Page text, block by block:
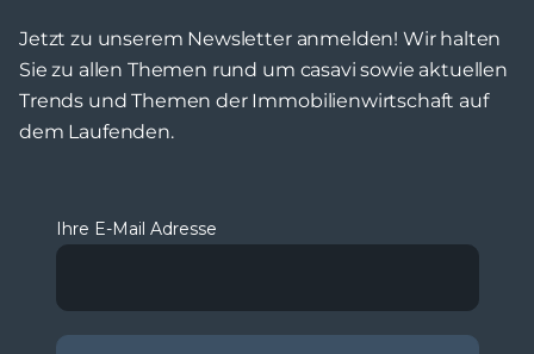
Jetzt zu unserem Newsletter anmelden! Wir halten
Sie zu allen Themen rund um casavi sowie aktuellen
Trends und Themen der Immobilienwirtschaft auf
dem Laufenden.